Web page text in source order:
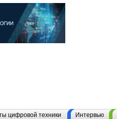
цифровой техники Интервью